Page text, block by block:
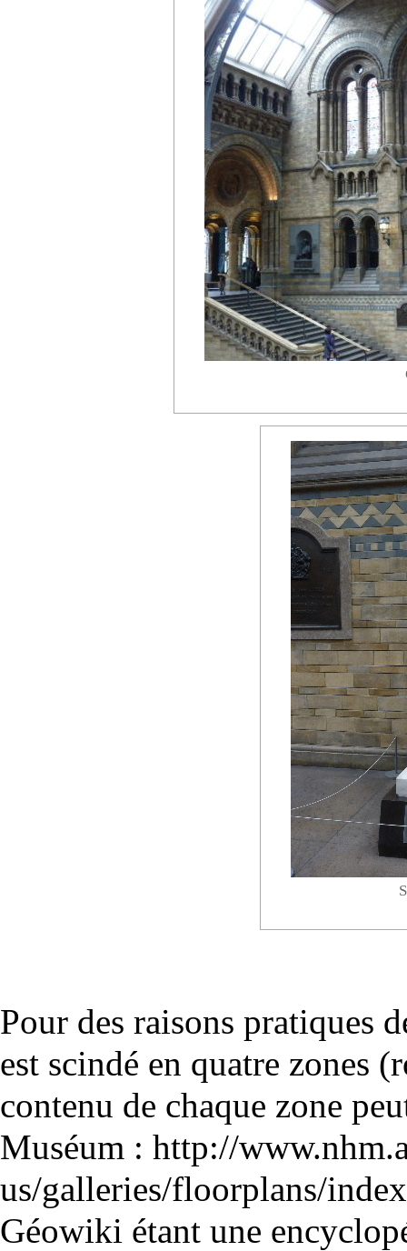
Pour des raisons pratiques
est scindé en quatre zones
contenu de chaque zone
Muséum : http://
us/galleries/floorplans/
Géowiki étant une